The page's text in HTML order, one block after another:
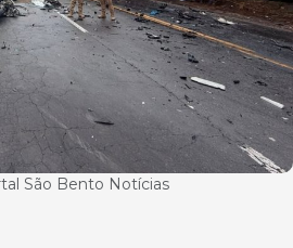
São Bento Notícias